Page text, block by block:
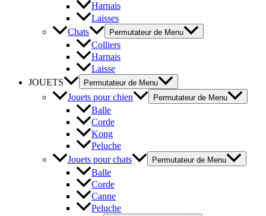
Harnais
Laisses
Chats
Permutateur de Menu
Colliers
Harnais
Laisse
JOUETS
Permutateur de Menu
Jouets pour chien Permutateur de Menu
Balle
Corde
Kong
Peluche
Jouets pour chats
Permutateur de Menu
Balle
Corde
Canne
Peluche